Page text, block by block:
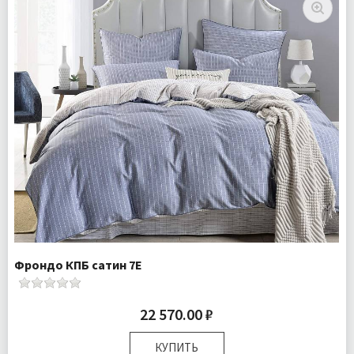
Сатин
Бесплатно
Фрондо КПБ сатин 7Е
22 570.00 ₽
КУПИТЬ